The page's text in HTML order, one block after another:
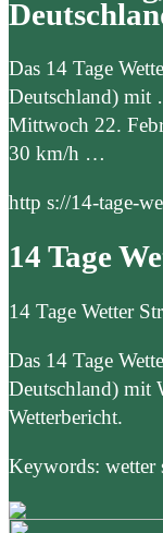
Das 14 Tage
Deutschland) mit
Mittwoch 22.
30 km/h …
http s://14-tage-
14 Tage
14 Tage Wetter
Das 14 Tage
Deutschland) mit
Wetterbericht.
Keywords: wetter